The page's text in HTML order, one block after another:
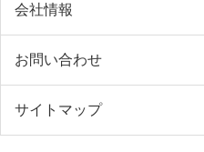
会社情報
お問い合わせ
サイトマップ